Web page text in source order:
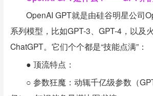
OpenAI GPT就是由硅谷明星公司
系列模型，比如GPT-3、GPT-4，以及
ChatGPT。它们个个都是“技能点满”：
● 顶流特点：
○ 参数狂魔：动辄千亿级参数（